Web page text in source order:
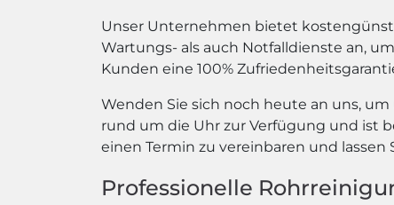
Unser Unternehmen bietet
Wartungs- als auch Notfalldienste an,
Kunden eine 100%
Wenden Sie sich noch heute an uns,
rund um die Uhr zur Verfügung und ist
einen Termin zu vereinbaren und
Professionelle